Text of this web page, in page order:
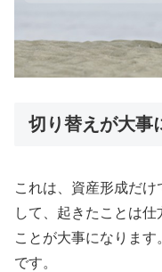
切り替えが大事
これは、資産形成だ
して、起きたことは
ことが大事になりま
です。